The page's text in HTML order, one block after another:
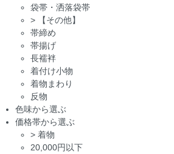
袋帯・洒落袋帯
>
【その他】
帯締め
帯揚げ
長襦袢
着付け小物
着物まわり
反物
色味から選ぶ
価格帯から選ぶ
> 着物
20,000円以下